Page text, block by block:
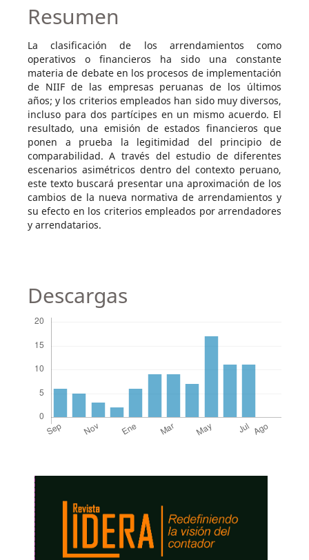
Resumen
La clasificación de los arrendamientos como
operativos o financieros ha sido una constante
materia de debate en los procesos de implementación
de NIIF de las empresas peruanas de los últimos
años; y los criterios empleados han sido muy diversos,
incluso para dos partícipes en un mismo acuerdo. El
resultado, una emisión de estados financieros que
ponen a prueba la legitimidad del principio de
comparabilidad. A través del estudio de diferentes
escenarios asimétricos dentro del contexto peruano,
este texto buscará presentar una aproximación de los
cambios de la nueva normativa de arrendamientos y
su efecto en los criterios empleados por arrendadores
y arrendatarios.
Descargas